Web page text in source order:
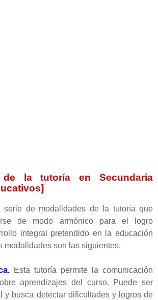
de la tutoría en Secundaria
serie de modalidades de la tutoría que
de modo armónico para el logro
integral pretendido en la educación
modalidades son las siguientes:
Esta tutoría permite la comunicación
aprendizajes del curso. Puede ser
y busca detectar dificultades y logros de